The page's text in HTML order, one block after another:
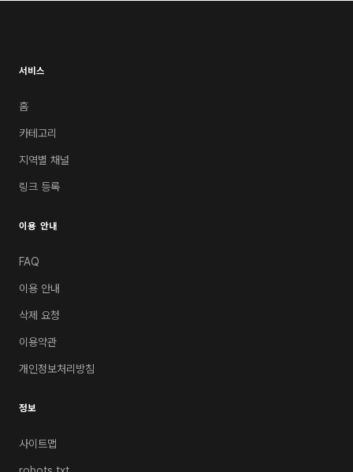
서비스
홈
카테고리
지역별 채널
링크 등록
이용 안내
FAQ
이용 안내
삭제 요청
이용약관
개인정보처리방침
정보
사이트맵